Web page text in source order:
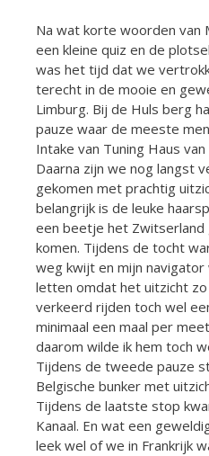
Na wat korte woorden van
een kleine quiz en de
was het tijd dat we
terecht in de mooie en
Limburg. Bij de Huls berg
pauze waar de meeste
Intake van Tuning Haus
Daarna zijn we nog langst
gekomen met prachtig
belangrijk is de leuke
een beetje het Zwitserland
komen. Tijdens de tocht
weg kwijt en mijn
letten omdat het uitzicht zo
verkeerd rijden toch wel
minimaal een maal per
daarom wilde ik hem toch
Tijdens de tweede pauze
Belgische bunker met
Tijdens de laatste stop
Kanaal. En wat een
leek wel of we in Frankrijk